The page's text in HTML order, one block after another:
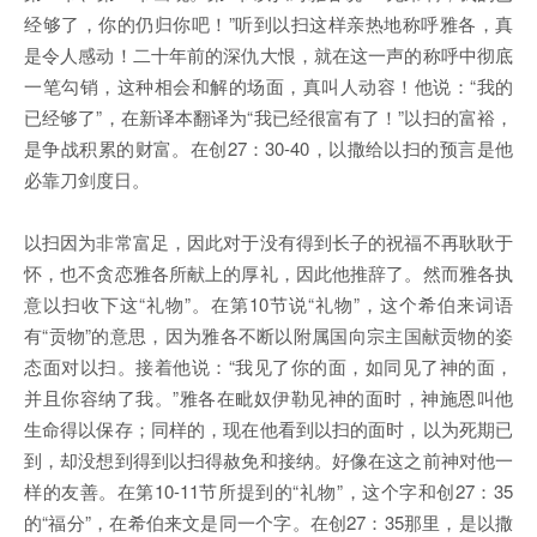
经够了，你的仍归你吧！”听到以扫这样亲热地称呼雅各，真
是令人感动！二十年前的深仇大恨，就在这一声的称呼中彻底
一笔勾销，这种相会和解的场面，真叫人动容！他说：“我的
已经够了”，在新译本翻译为“我已经很富有了！”以扫的富裕，
是争战积累的财富。在创27：30-40，以撒给以扫的预言是他
必靠刀剑度日。
以扫因为非常富足，因此对于没有得到长子的祝福不再耿耿于
怀，也不贪恋雅各所献上的厚礼，因此他推辞了。然而雅各执
意以扫收下这“礼物”。在第10节说“礼物”，这个希伯来词语
有“贡物”的意思，因为雅各不断以附属国向宗主国献贡物的姿
态面对以扫。接着他说：“我见了你的面，如同见了神的面，
并且你容纳了我。”雅各在毗奴伊勒见神的面时，神施恩叫他
生命得以保存；同样的，现在他看到以扫的面时，以为死期已
到，却没想到得到以扫得赦免和接纳。好像在这之前神对他一
样的友善。在第10-11节所提到的“礼物”，这个字和创27：35
的“福分”，在希伯来文是同一个字。在创27：35那里，是以撒